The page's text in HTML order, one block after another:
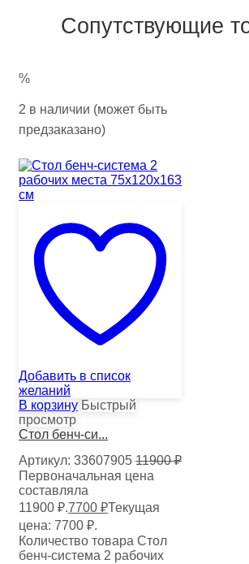
Сопутствующие
%
2 в наличии (может быть
предзаказано)
Добавить в список
желаний
В корзину Быстрый
просмотр
Стол бенч-си...
Артикул: 33607905 11900₽
Первоначальная цена
составляла
11900 ₽.7700 ₽Текущая
цена: 7700 ₽.
Количество товара Стол
бенч-система 2 рабочих